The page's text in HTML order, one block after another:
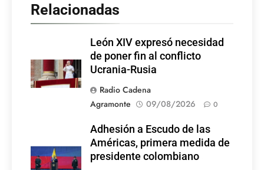
Relacionadas
León XIV expresó necesidad
de poner fin al conflicto
Ucrania-Rusia
Radio Cadena
Agramonte
09/08/2026 0
Adhesión a Escudo de las
Américas, primera medida de
presidente colombiano